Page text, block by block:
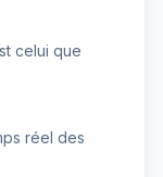
celui que
réel des